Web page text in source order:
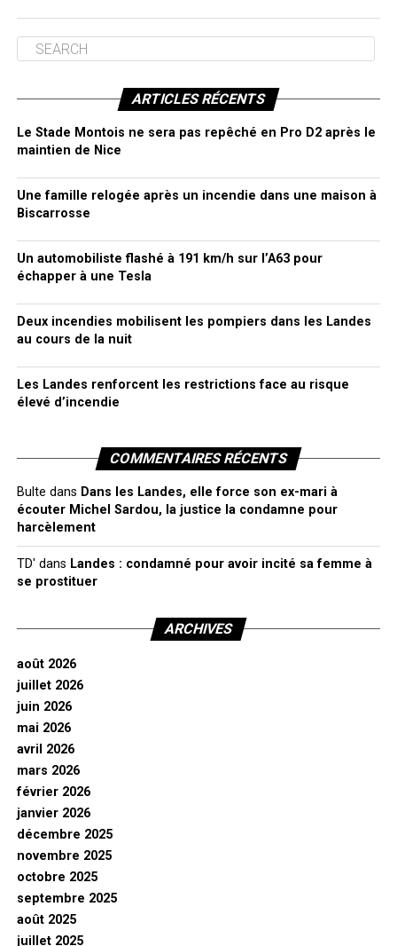
ARTICLES RÉCENTS
Le Stade Montois ne sera pas repêché en Pro D2 après le
maintien de Nice
Une famille relogée après un incendie dans une maison à
Biscarrosse
Un automobiliste flashé à 191 km/h sur l’A63 pour
échapper à une Tesla
Deux incendies mobilisent les pompiers dans les Landes
au cours de la nuit
Les Landes renforcent les restrictions face au risque
élevé d’incendie
COMMENTAIRES RÉCENTS
Bulte dans Dans les Landes, elle force son ex-mari à
écouter Michel Sardou, la justice la condamne pour
harcèlement
TD' dans Landes : condamné pour avoir incité sa femme à
se prostituer
ARCHIVES
août 2026
juillet 2026
juin 2026
mai 2026
avril 2026
mars 2026
février 2026
janvier 2026
décembre 2025
novembre 2025
octobre 2025
septembre 2025
août 2025
juillet 2025